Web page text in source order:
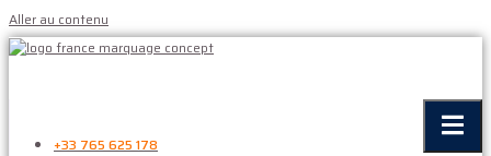
Aller au contenu
+33 765 625 178